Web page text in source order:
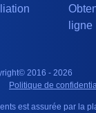
ligne
2016 - 2026
Politique de
est assurée par la